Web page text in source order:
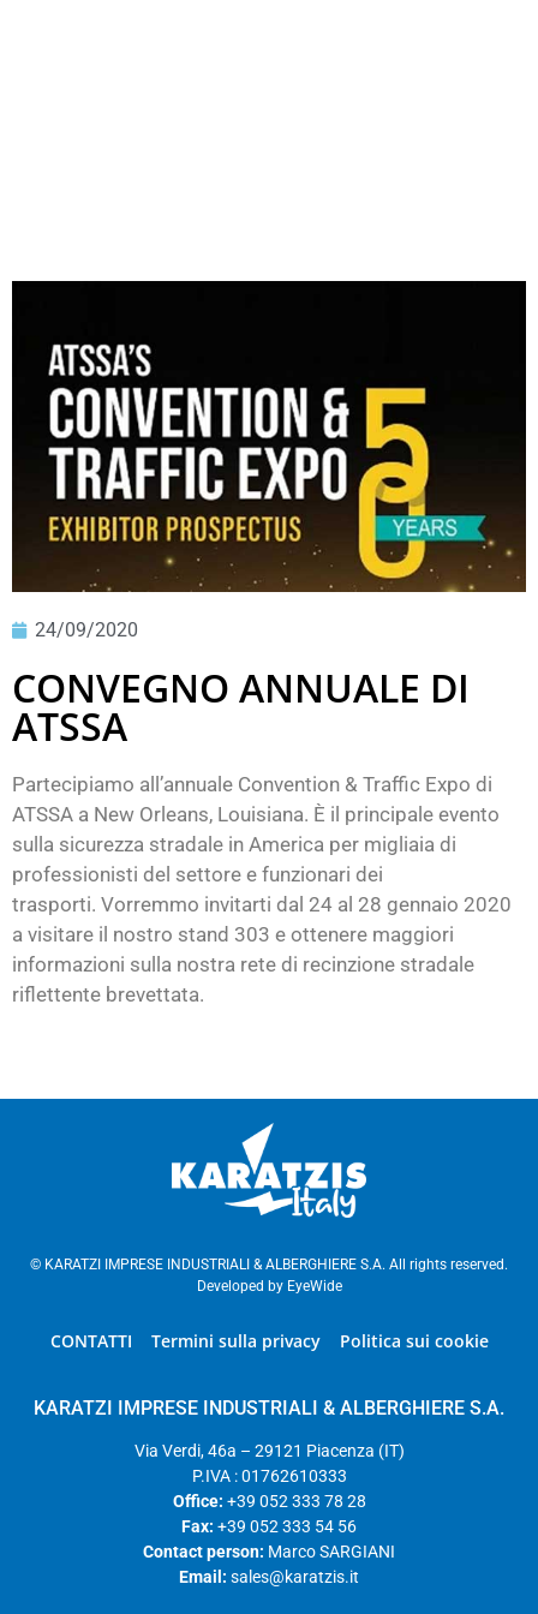
24/09/2020
CONVEGNO ANNUALE DI
ATSSA
Partecipiamo all’annuale Convention & Traffic Expo di
ATSSA a New Orleans, Louisiana. È il principale evento
sulla sicurezza stradale in America per migliaia di
professionisti del settore e funzionari dei
trasporti. Vorremmo invitarti dal 24 al 28 gennaio 2020
a visitare il nostro stand 303 e ottenere maggiori
informazioni sulla nostra rete di recinzione stradale
riflettente brevettata.
© KARATZI IMPRESE INDUSTRIALI & ALBERGHIERE S.A. All rights reserved.
Developed by EyeWide
CONTATTI Termini sulla privacy Politica sui cookie
KARATZI IMPRESE INDUSTRIALI & ALBERGHIERE S.A.
Via Verdi, 46a – 29121 Piacenza (IT)
P.IVA : 01762610333
Office: +39 052 333 78 28
Fax: +39 052 333 54 56
Contact person: Marco SARGIANI
Email: sales@karatzis.it